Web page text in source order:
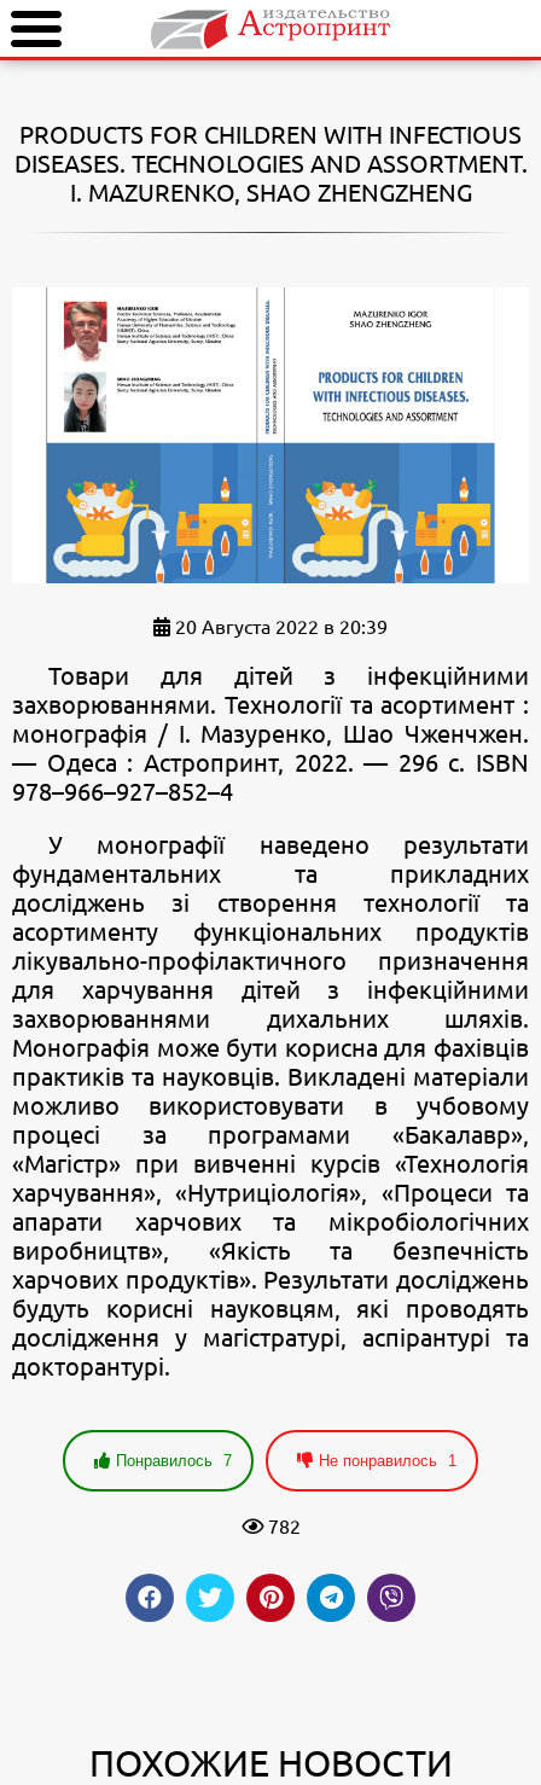
PRODUCTS FOR CHILDREN WITH INFECTIOUS
DISEASES. TECHNOLOGIES AND ASSORTMENT.
I. MAZURENKO, SHAO ZHENGZHENG
20 Августа 2022 в 20:39
Товари для дітей з інфекційними
захворюваннями. Технології та асортимент :
монографія / І. Мазуренко, Шао Чженчжен.
— Одеса : Астропринт, 2022. — 296 с. ISBN
978–966–927–852–4
У монографії наведено результати
фундаментальних та прикладних
досліджень зі створення технології та
асортименту функціональних продуктів
лікувально-профілактичного призначення
для харчування дітей з інфекційними
захворюваннями дихальних шляхів.
Монографія може бути корисна для фахівців
практиків та науковців. Викладені матеріали
можливо використовувати в учбовому
процесі за програмами «Бакалавр»,
«Магістр» при вивченні курсів «Технологія
харчування», «Нутриціологія», «Процеси та
апарати харчових та мікробіологічних
виробництв», «Якість та безпечність
харчових продуктів». Результати досліджень
будуть корисні науковцям, які проводять
дослідження у магістратурі, аспірантурі та
докторантурі.
Понравилось 7 Не понравилось 1
782
ПОХОЖИЕ НОВОСТИ